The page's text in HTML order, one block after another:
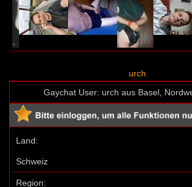
urch
Gaychat User: urch aus Basel,
Land:
Schweiz
Region: